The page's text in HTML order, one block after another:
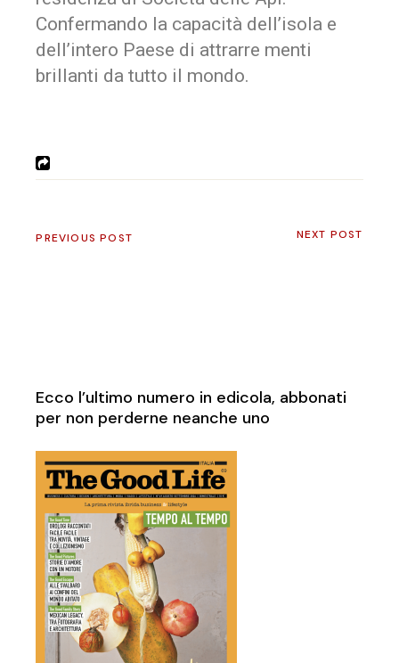
Confermando la capacità dell’isola e
dell’intero Paese di attrarre menti
brillanti da tutto il mondo.
PREVIOUS POST NEXT POST
Ecco l’ultimo numero in edicola, abbonati
per non perderne neanche uno